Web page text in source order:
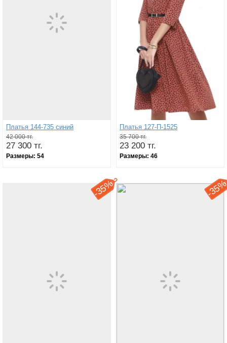
Платья 144-735 синий
42 000 тг.
27 300 тг.
Размеры: 54
Платья 127-П-1525
35 700 тг.
23 200 тг.
Размеры: 46
-
35% -